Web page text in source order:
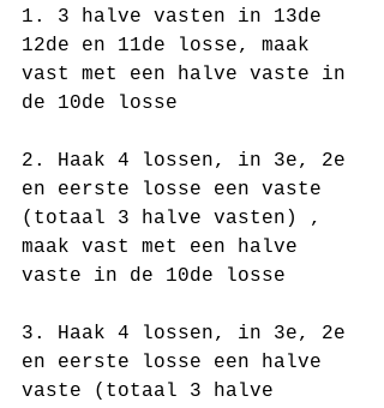
1. 3 halve vasten in 13de
12de en 11de losse, maak
vast met een halve vaste in
de 10de losse
2. Haak 4 lossen, in 3e, 2e
en eerste losse een vaste
(totaal 3 halve vasten) ,
maak vast met een halve
vaste in de 10de losse
3. Haak 4 lossen, in 3e, 2e
en eerste losse een halve
vaste (totaal 3 halve